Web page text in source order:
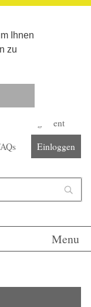
Ihnen
zu
Management
Einloggen
Menu